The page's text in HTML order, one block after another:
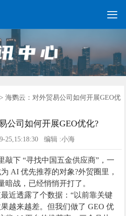

首页
常见问题
GEO优化
海外GEO
网络营销
企业培训
软件开发
政策申报
资讯中心
关于我们
海鹦云：对外贸易公司如何开展GEO优
公司如何开展GEO优化?
25,15:18:30 编辑 :小海
敲下 “寻找中国五金供应商”，一
AI 优先推荐的对象?外贸圈里，
战，已经悄悄开打了。
近透露了个数据：“以前靠关键
越来越差。但我们做了 GEO 优